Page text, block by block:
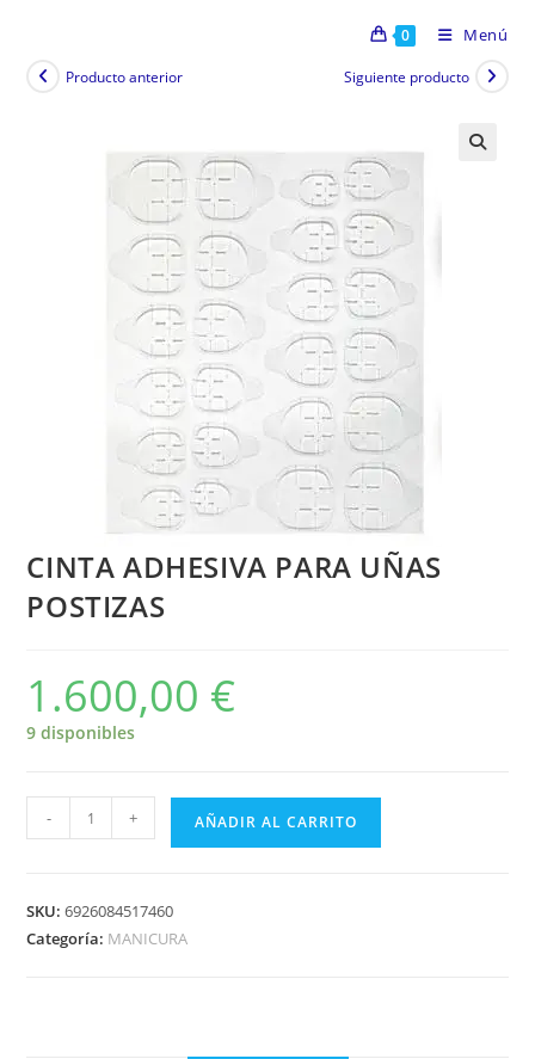
0 Menú
Producto anterior Siguiente producto
CINTA ADHESIVA PARA UÑAS
POSTIZAS
1.600,00 €
9 disponibles
- + AÑADIR AL CARRITO
SKU:6926084517460
Categoría: MANICURA